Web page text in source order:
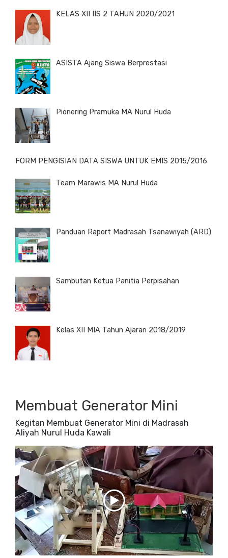
KELAS XII IIS 2 TAHUN 2020/2021
ASISTA Ajang Siswa Berprestasi
Pionering Pramuka MA Nurul Huda
FORM PENGISIAN DATA SISWA UNTUK EMIS 2015/2016
Team Marawis MA Nurul Huda
Panduan Raport Madrasah Tsanawiyah (ARD)
Sambutan Ketua Panitia Perpisahan
Kelas XII MIA Tahun Ajaran 2018/2019
Membuat Generator Mini
Kegitan Membuat Generator Mini di Madrasah
Aliyah Nurul Huda Kawali